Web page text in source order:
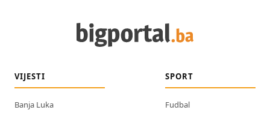
VIJESTI
Banja Luka
SPORT
Fudbal